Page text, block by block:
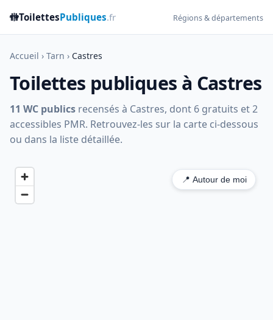
🚻ToilettesPubliques.fr Régions & départements
Accueil › Tarn › Castres
Toilettes publiques à Castres
11 WC publics recensés à Castres, dont 6 gratuits et 2
accessibles PMR. Retrouvez-les sur la carte ci-dessous
ou dans la liste détaillée.
📍 Autour de moi